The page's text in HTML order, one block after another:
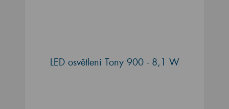
LED osvětlení Tony 900 - 8,1 W